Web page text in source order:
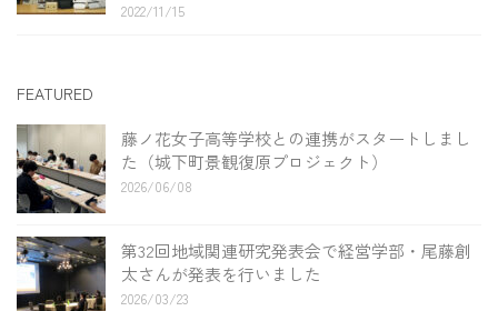
2022/11/15
FEATURED
藤ノ花女子高等学校との連携がスタートしまし
た（城下町景観復原プロジェクト）
2026/06/08
第32回地域関連研究発表会で経営学部・尾藤創
太さんが発表を行いました
2026/03/23